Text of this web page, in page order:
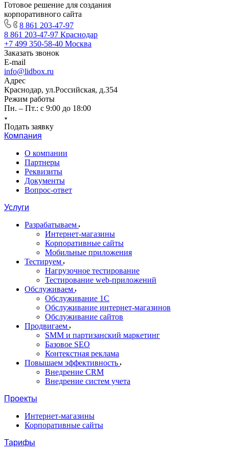
Готовое решение для создания
корпоративного сайта
8 861 203-47-97
8 861 203-47-97 Краснодар
+7 499 350-58-40 Москва
Заказать звонок
E-mail
info@lidbox.ru
Адрес
Краснодар, ул.Российская, д.354
Режим работы
Пн. – Пт.: с 9:00 до 18:00
Подать заявку
Компания
О компании
Партнеры
Реквизиты
Документы
Вопрос-ответ
Услуги
Разрабатываем
Интернет-магазины
Корпоративные сайты
Мобильные приложения
Тестируем
Нагрузочное тестирование
Тестирование web-приложений
Обслуживаем
Обслуживание 1С
Обслуживание интернет-магазинов
Обслуживание сайтов
Продвигаем
SMM и партизанский маркетинг
Базовое SEO
Контекстная реклама
Повышаем эффективность
Внедрение CRM
Внедрение систем учета
Проекты
Интернет-магазины
Корпоративные сайты
Тарифы